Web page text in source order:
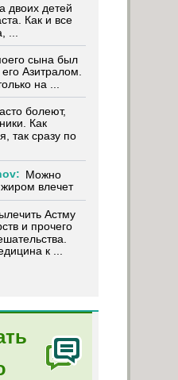
двоих детей
Как и все
...
сына был
Азитралом.
на ...
болеют,
Как
так сразу по
Можно
влечет
Астму
и прочего
к ...